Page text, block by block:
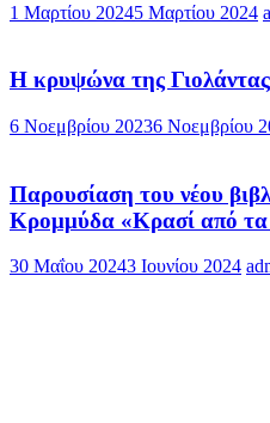
1 Μαρτίου 20245 Μαρτίου 2024
Η κρυψώνα της
6 Νοεμβρίου 20236 Νοεμβρίου
Παρουσίαση του νέου
Κρομμύδα «Κρασί από τα
30 Μαΐου 20243 Ιουνίου 2024